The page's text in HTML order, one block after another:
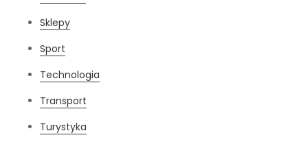
Sklepy
Sport
Technologia
Transport
Turystyka